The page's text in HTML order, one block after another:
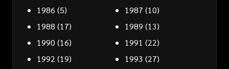
1986 (5) 1987 (10)
1988 (17) 1989 (13)
1990 (16) 1991 (22)
1992 (19) 1993 (27)